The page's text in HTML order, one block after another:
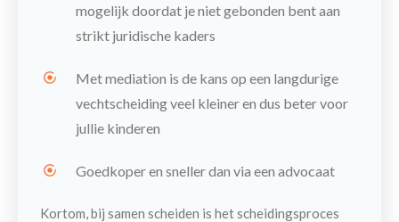
mogelijk doordat je niet gebonden bent aan
strikt juridische kaders
Met mediation is de kans op een langdurige
vechtscheiding veel kleiner en dus beter voor
jullie kinderen
Goedkoper en sneller dan via een advocaat
Kortom, bij samen scheiden is het scheidingsproces